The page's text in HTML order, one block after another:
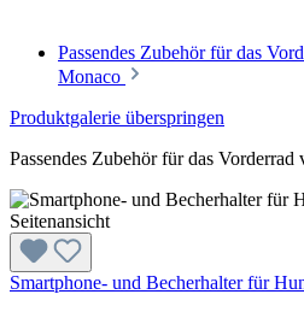
Passendes Zubehör für das
Monaco
Produktgalerie überspringen
Passendes Zubehör für das
Smartphone- und Becherhalter für